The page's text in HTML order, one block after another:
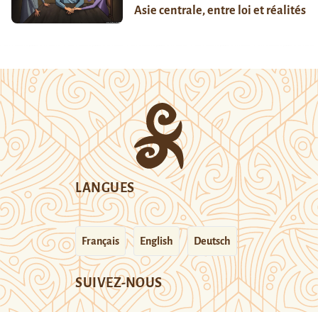
Asie centrale, entre loi et réalités
LANGUES
Français English Deutsch
SUIVEZ-NOUS